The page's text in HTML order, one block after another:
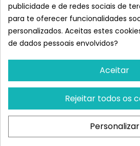
CONSTITUINTES ANALÍTICOS
Proteína bruta 30,00%; Gordura
2,90%; Humidade 9,00%; Cinzas
0,90%; Fósforo 0,70%; Omega-6
DHA 0,50%; EPA 0,30%;
de condroitina 900mg/kg.
VALOR ENERGÉTICO
ME Kcal/Kg 3990 - Mj/Kg 16,69
publicidade e de redes sociais de
para te oferecer funcionalidades
personalizados. Aceitas estes
de dados pessoais envolvidos?
Aceitar
Rejeitar todos os
Personalizar